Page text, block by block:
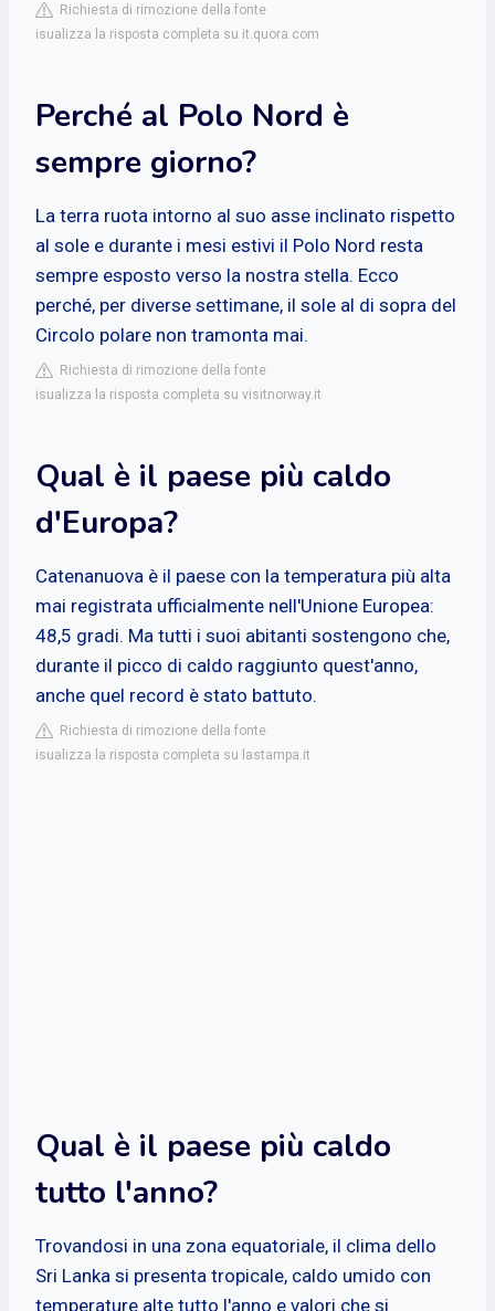
Richiesta di rimozione della fonte
isualizza la risposta completa su it.quora.com
Perché al Polo Nord è
sempre giorno?
La terra ruota intorno al suo asse inclinato rispetto
al sole e durante i mesi estivi il Polo Nord resta
sempre esposto verso la nostra stella. Ecco
perché, per diverse settimane, il sole al di sopra del
Circolo polare non tramonta mai.
Richiesta di rimozione della fonte
isualizza la risposta completa su visitnorway.it
Qual è il paese più caldo
d'Europa?
Catenanuova è il paese con la temperatura più alta
mai registrata ufficialmente nell'Unione Europea:
48,5 gradi. Ma tutti i suoi abitanti sostengono che,
durante il picco di caldo raggiunto quest'anno,
anche quel record è stato battuto.
Richiesta di rimozione della fonte
isualizza la risposta completa su lastampa.it
Qual è il paese più caldo
tutto l'anno?
Trovandosi in una zona equatoriale, il clima dello
Sri Lanka si presenta tropicale, caldo umido con
temperature alte tutto l'anno e valori che si